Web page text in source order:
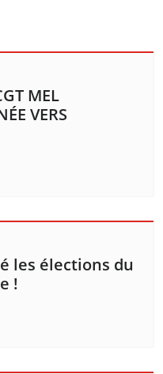
MEL
VERS
les élections du
!